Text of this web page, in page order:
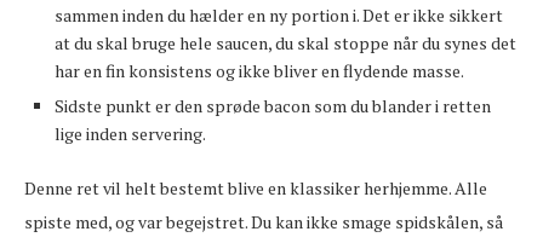
sammen inden du hælder en ny portion i. Det er ikke sikkert
at du skal bruge hele saucen, du skal stoppe når du synes det
har en fin konsistens og ikke bliver en flydende masse.
Sidste punkt er den sprøde bacon som du blander i retten
lige inden servering.
Denne ret vil helt bestemt blive en klassiker herhjemme. Alle
spiste med, og var begejstret. Du kan ikke smage spidskålen, så